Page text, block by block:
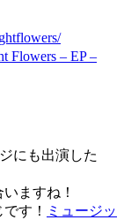
Flowers – EP –
にも出演した
ますね！
す！
ミュージッ